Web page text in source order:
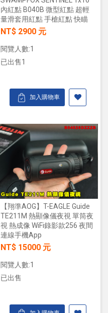
內紅點 B040B 微型紅點 超輕
量滑套用紅點 手槍紅點 快瞄
NT$ 2900 元
閱覽人數:1
已出售1
加入購物車
【翔準AOG】T-EAGLE Guide
TE211M 熱顯像儀夜視 單筒夜
視 熱成像 WiFi錄影款256 夜間
連線手機App
NT$ 15000 元
閱覽人數:1
已出售